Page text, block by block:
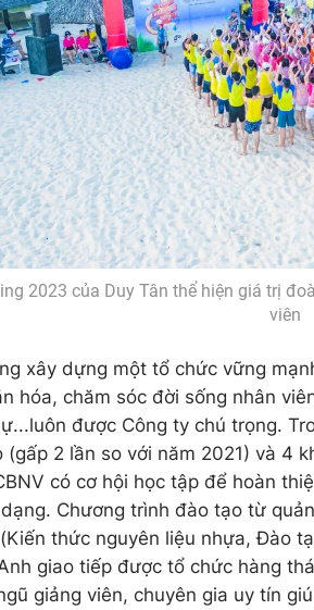
2023 của Duy Tân thể hiện giá trị
viên
xây dựng một tổ chức vững
hóa, chăm sóc đời sống nhân
được Công ty chú trọng.
(gấp 2 lần so với năm 2021) và 4
có cơ hội học tập để hoàn
Chương trình đào tạo từ
thức nguyên liệu nhựa, Đào
giao tiếp được tổ chức hàng
giảng viên, chuyên gia uy tín